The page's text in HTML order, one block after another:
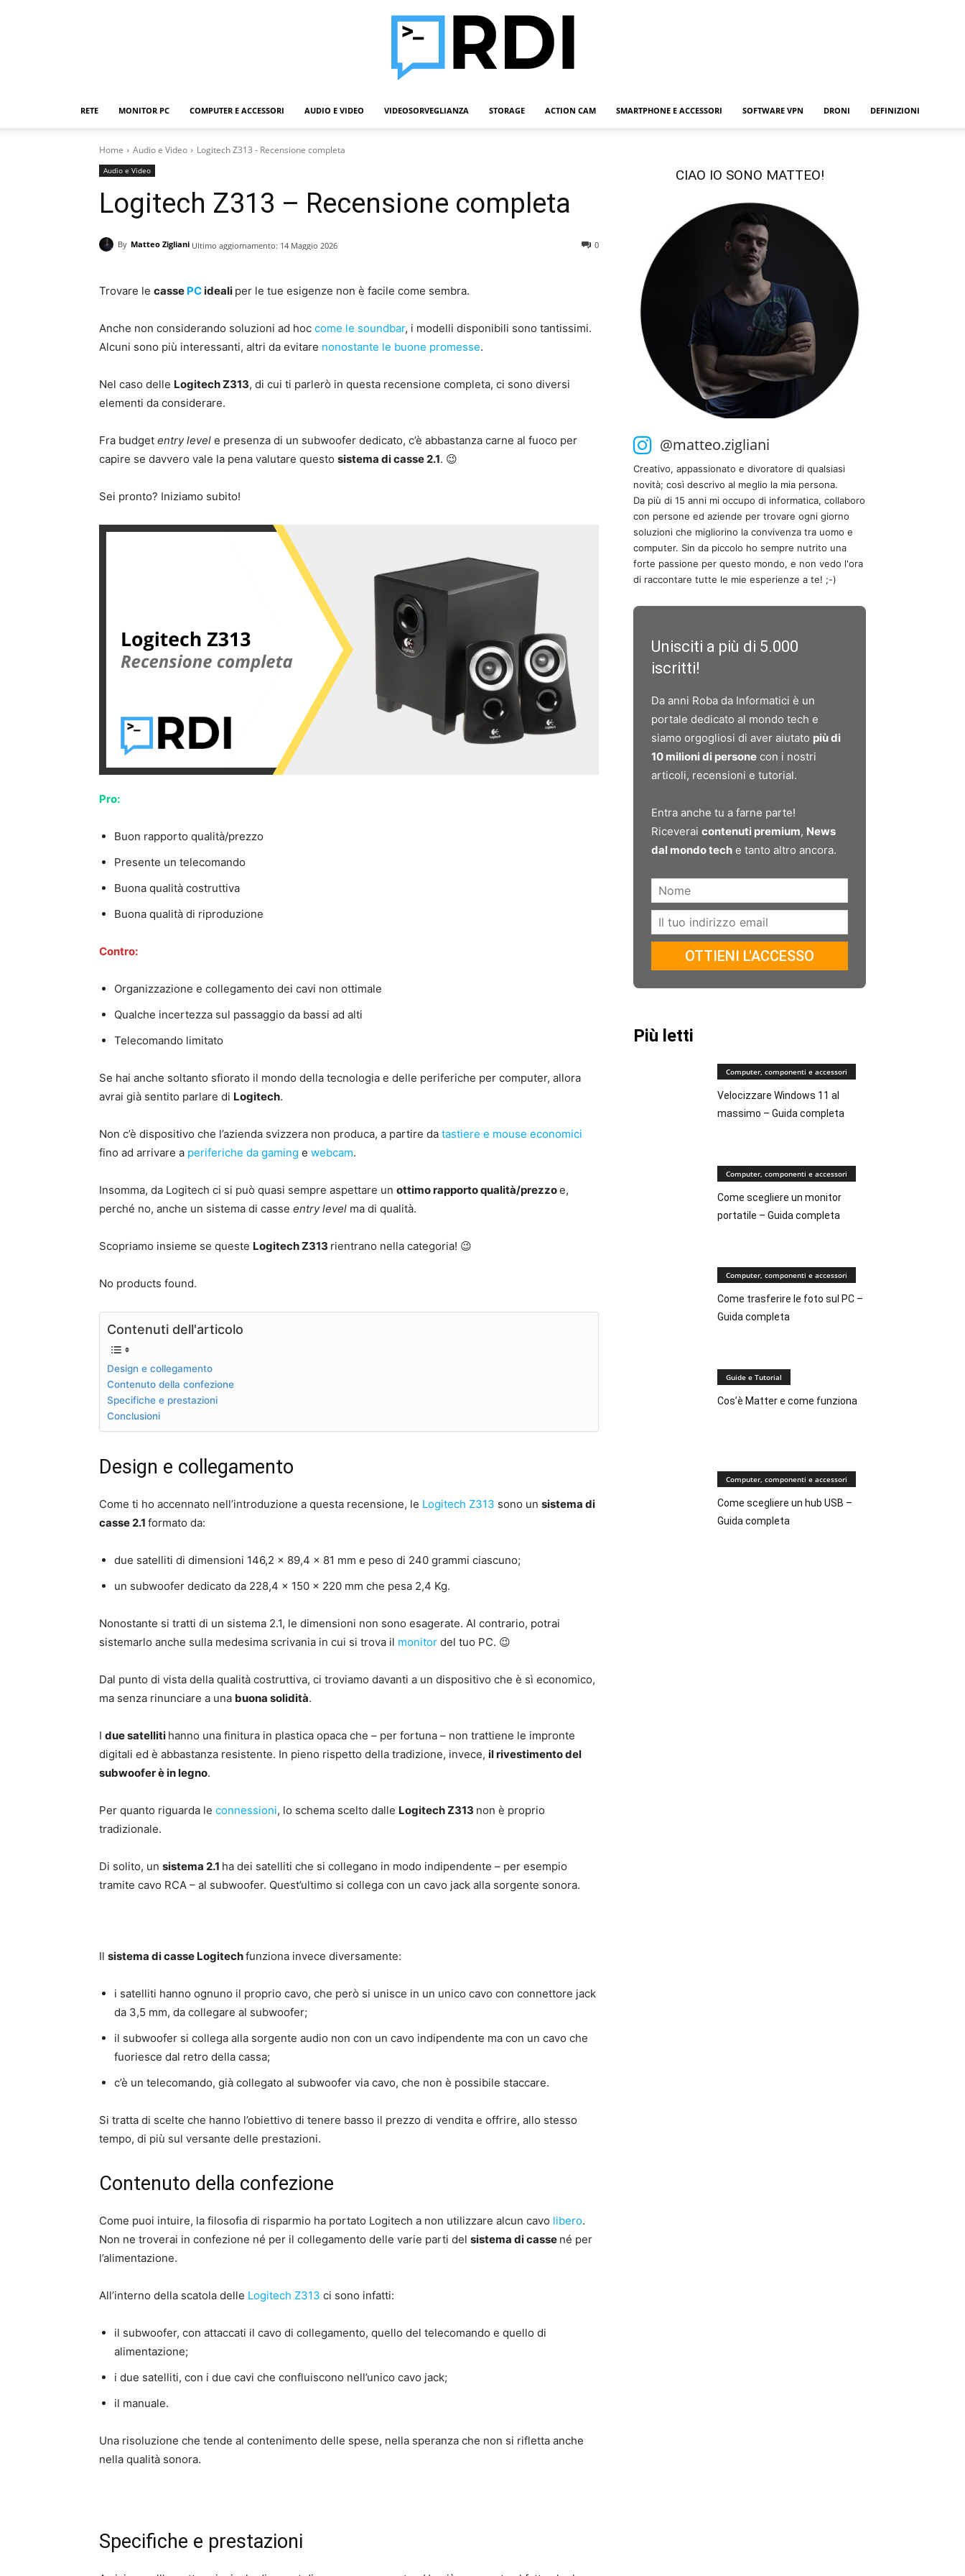
RETE MONITOR PC COMPUTER E ACCESSORI AUDIO E VIDEO VIDEOSORVEGLIANZA STORAGE ACTION CAM SMARTPHONE E ACCESSORI SOFTWARE VPN DRONI DEFINIZIONI
Home Audio e Video Logitech Z313 - Recensione completa
Audio e Video
Logitech Z313 – Recensione completa
By Matteo Zigliani Ultimo aggiornamento: 14 Maggio 2026 0
Trovare le casse PCideali per le tue esigenze non è facile come sembra.
Anche non considerando soluzioni ad hoc come le soundbar, i modelli disponibili sono tantissimi.
Alcuni sono più interessanti, altri da evitare nonostante le buone promesse.
Nel caso delle Logitech Z313, di cui ti parlerò in questa recensione completa, ci sono diversi
elementi da considerare.
Fra budget entry level e presenza di un subwoofer dedicato, c’è abbastanza carne al fuoco per
capire se davvero vale la pena valutare questo sistema di casse 2.1. 😉
Sei pronto? Iniziamo subito!
Pro:
Buon rapporto qualità/prezzo
Presente un telecomando
Buona qualità costruttiva
Buona qualità di riproduzione
Contro:
Organizzazione e collegamento dei cavi non ottimale
Qualche incertezza sul passaggio da bassi ad alti
Telecomando limitato
Se hai anche soltanto sfiorato il mondo della tecnologia e delle periferiche per computer, allora
avrai già sentito parlare di Logitech.
Non c’è dispositivo che l’azienda svizzera non produca, a partire da tastiere e mouse economici
fino ad arrivare a periferiche da gaming e webcam.
Insomma, da Logitech ci si può quasi sempre aspettare un ottimo rapporto qualità/prezzoe,
perché no, anche un sistema di casse entry level ma di qualità.
Scopriamo insieme se queste Logitech Z313 rientrano nella categoria! 😉
No products found.
Contenuti dell'articolo
Design e collegamento
Contenuto della confezione
Specifiche e prestazioni
Conclusioni
Design e collegamento
Come ti ho accennato nell’introduzione a questa recensione, le Logitech Z313 sono un sistema di
casse 2.1 formato da:
due satelliti di dimensioni 146,2 x 89,4 x 81 mm e peso di 240 grammi ciascuno;
un subwoofer dedicato da 228,4 x 150 x 220 mm che pesa 2,4 Kg.
Nonostante si tratti di un sistema 2.1, le dimensioni non sono esagerate. Al contrario, potrai
sistemarlo anche sulla medesima scrivania in cui si trova il monitor del tuo PC. 😉
Dal punto di vista della qualità costruttiva, ci troviamo davanti a un dispositivo che è sì economico,
ma senza rinunciare a una buona solidità.
I due satelliti hanno una finitura in plastica opaca che – per fortuna – non trattiene le impronte
digitali ed è abbastanza resistente. In pieno rispetto della tradizione, invece, il rivestimento del
subwoofer è in legno.
Per quanto riguarda le connessioni, lo schema scelto dalle Logitech Z313 non è proprio
tradizionale.
Di solito, un sistema 2.1 ha dei satelliti che si collegano in modo indipendente – per esempio
tramite cavo RCA – al subwoofer. Quest’ultimo si collega con un cavo jack alla sorgente sonora.
Il sistema di casse Logitechfunziona invece diversamente:
i satelliti hanno ognuno il proprio cavo, che però si unisce in un unico cavo con connettore jack
da 3,5 mm, da collegare al subwoofer;
il subwoofer si collega alla sorgente audio non con un cavo indipendente ma con un cavo che
fuoriesce dal retro della cassa;
c’è un telecomando, già collegato al subwoofer via cavo, che non è possibile staccare.
Si tratta di scelte che hanno l’obiettivo di tenere basso il prezzo di vendita e offrire, allo stesso
tempo, di più sul versante delle prestazioni.
Contenuto della confezione
Come puoi intuire, la filosofia di risparmio ha portato Logitech a non utilizzare alcun cavo libero.
Non ne troverai in confezione né per il collegamento delle varie parti del sistema di casse né per
l’alimentazione.
All’interno della scatola delle Logitech Z313 ci sono infatti:
il subwoofer, con attaccati il cavo di collegamento, quello del telecomando e quello di
alimentazione;
i due satelliti, con i due cavi che confluiscono nell’unico cavo jack;
il manuale.
Una risoluzione che tende al contenimento delle spese, nella speranza che non si rifletta anche
nella qualità sonora.
Specifiche e prestazioni
CIAO IO SONO MATTEO!
@matteo.zigliani
Creativo, appassionato e divoratore di qualsiasi
novità; così descrivo al meglio la mia persona.
Da più di 15 anni mi occupo di informatica, collaboro
con persone ed aziende per trovare ogni giorno
soluzioni che migliorino la convivenza tra uomo e
computer. Sin da piccolo ho sempre nutrito una
forte passione per questo mondo, e non vedo l'ora
di raccontare tutte le mie esperienze a te! ;-)
Unisciti a più di 5.000
iscritti!
Da anni Roba da Informatici è un
portale dedicato al mondo tech e
siamo orgogliosi di aver aiutato più di
10 milioni di persone con i nostri
articoli, recensioni e tutorial.
Entra anche tu a farne parte!
Riceverai contenuti premium, News
dal mondo tech e tanto altro ancora.
Più letti
Computer, componenti e accessori
Velocizzare Windows 11 al
massimo – Guida completa
Computer, componenti e accessori
Come scegliere un monitor
portatile – Guida completa
Computer, componenti e accessori
Come trasferire le foto sul PC –
Guida completa
Guide e Tutorial
Cos’è Matter e come funziona
Computer, componenti e accessori
Come scegliere un hub USB –
Guida completa